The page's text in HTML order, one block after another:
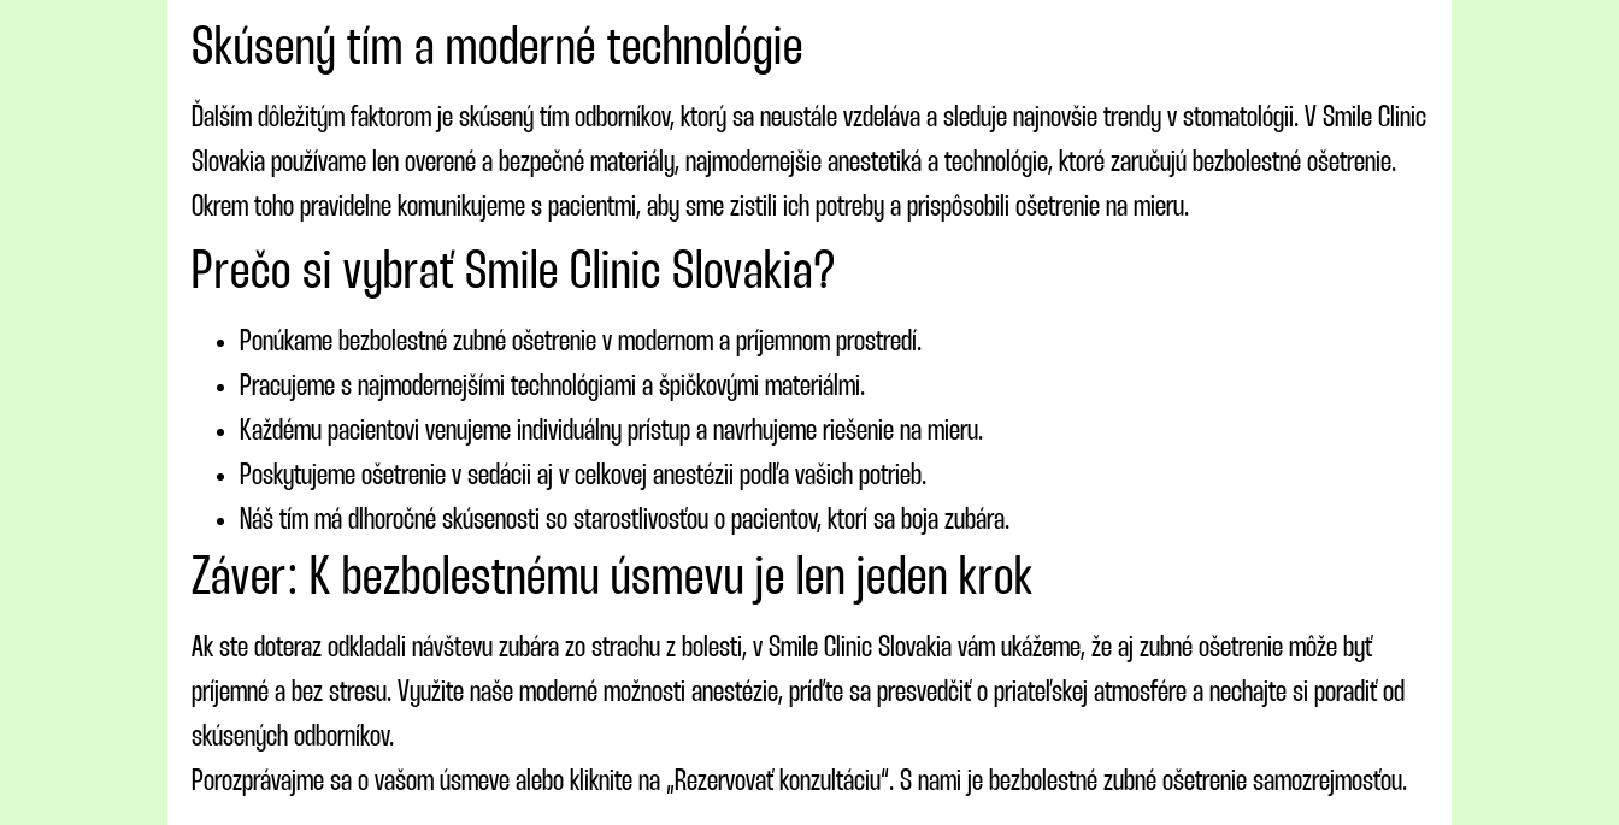
Skúsený tím a moderné technológie
Ďalším dôležitým faktorom je skúsený tím odborníkov, ktorý sa neustále vzdeláva a sleduje najnovšie trendy v stomatológii. V Smile Clinic
Slovakia používame len overené a bezpečné materiály, najmodernejšie anestetiká a technológie, ktoré zaručujú bezbolestné ošetrenie.
Okrem toho pravidelne komunikujeme s pacientmi, aby sme zistili ich potreby a prispôsobili ošetrenie na mieru.
Prečo si vybrať Smile Clinic Slovakia?
Ponúkame bezbolestné zubné ošetrenie v modernom a príjemnom prostredí.
Pracujeme s najmodernejšími technológiami a špičkovými materiálmi.
Každému pacientovi venujeme individuálny prístup a navrhujeme riešenie na mieru.
Poskytujeme ošetrenie v sedácii aj v celkovej anestézii podľa vašich potrieb.
Náš tím má dlhoročné skúsenosti so starostlivosťou o pacientov, ktorí sa boja zubára.
Záver: K bezbolestnému úsmevu je len jeden krok
Ak ste doteraz odkladali návštevu zubára zo strachu z bolesti, v Smile Clinic Slovakia vám ukážeme, že aj zubné ošetrenie môže byť
príjemné a bez stresu. Využite naše moderné možnosti anestézie, príďte sa presvedčiť o priateľskej atmosfére a nechajte si poradiť od
skúsených odborníkov.
Porozprávajme sa o vašom úsmeve alebo kliknite na „Rezervovať konzultáciu“. S nami je bezbolestné zubné ošetrenie samozrejmosťou.